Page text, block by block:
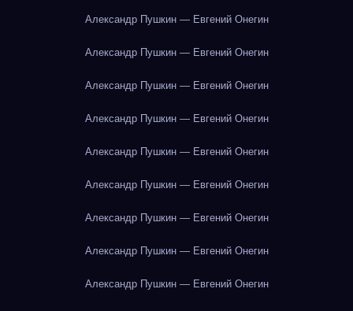
Александр Пушкин — Евгений Онегин
Александр Пушкин — Евгений Онегин
Александр Пушкин — Евгений Онегин
Александр Пушкин — Евгений Онегин
Александр Пушкин — Евгений Онегин
Александр Пушкин — Евгений Онегин
Александр Пушкин — Евгений Онегин
Александр Пушкин — Евгений Онегин
Александр Пушкин — Евгений Онегин